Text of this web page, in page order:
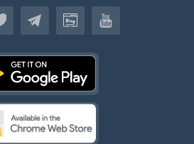
(اللغة العربية)